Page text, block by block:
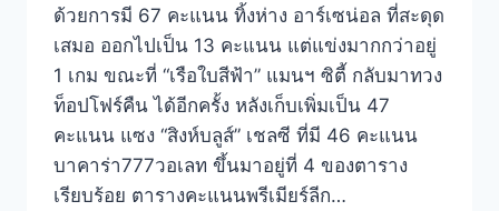
ด้วยการมี 67 คะแนน ทิ้งห่าง อาร์เซน่อล ที่สะดุด
เสมอ ออกไปเป็น 13 คะแนน แต่แข่งมากกว่าอยู่
1 เกม ขณะที่ “เรือใบสีฟ้า” แมนฯ ซิตี้ กลับมาทวง
ท็อปโฟร์คืน ได้อีกครั้ง หลังเก็บเพิ่มเป็น 47
คะแนน แซง “สิงห์บลูส์” เชลซี ที่มี 46 คะแนน
บาคาร่า777วอเลท ขึ้นมาอยู่ที่ 4 ของตาราง
เรียบร้อย ตารางคะแนนพรีเมียร์ลีก…